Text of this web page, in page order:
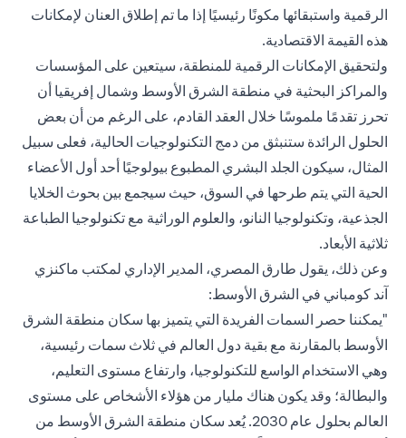
الرقمية واستبقائها مكونًا رئيسيًا إذا ما تم إطلاق العنان لإمكانات
هذه القيمة الاقتصادية.
ولتحقيق الإمكانات الرقمية للمنطقة، سيتعين على المؤسسات
والمراكز البحثية في منطقة الشرق الأوسط وشمال إفريقيا أن
تحرز تقدمًا ملموسًا خلال العقد القادم، على الرغم من أن بعض
الحلول الرائدة ستنبثق من دمج التكنولوجيات الحالية، فعلى سبيل
المثال، سيكون الجلد البشري المطبوع بيولوجيًا أحد أول الأعضاء
الحية التي يتم طرحها في السوق، حيث سيجمع بين بحوث الخلايا
الجذعية، وتكنولوجيا النانو، والعلوم الوراثية مع تكنولوجيا الطباعة
ثلاثية الأبعاد.
وعن ذلك، يقول طارق المصري، المدير الإداري لمكتب ماكنزي
آند كومباني في الشرق الأوسط:
"يمكننا حصر السمات الفريدة التي يتميز بها سكان منطقة الشرق
الأوسط بالمقارنة مع بقية دول العالم في ثلاث سمات رئيسية،
وهي الاستخدام الواسع للتكنولوجيا، وارتفاع مستوى التعليم،
والبطالة؛ وقد يكون هناك مليار من هؤلاء الأشخاص على مستوى
العالم بحلول عام 2030. يُعد سكان منطقة الشرق الأوسط من